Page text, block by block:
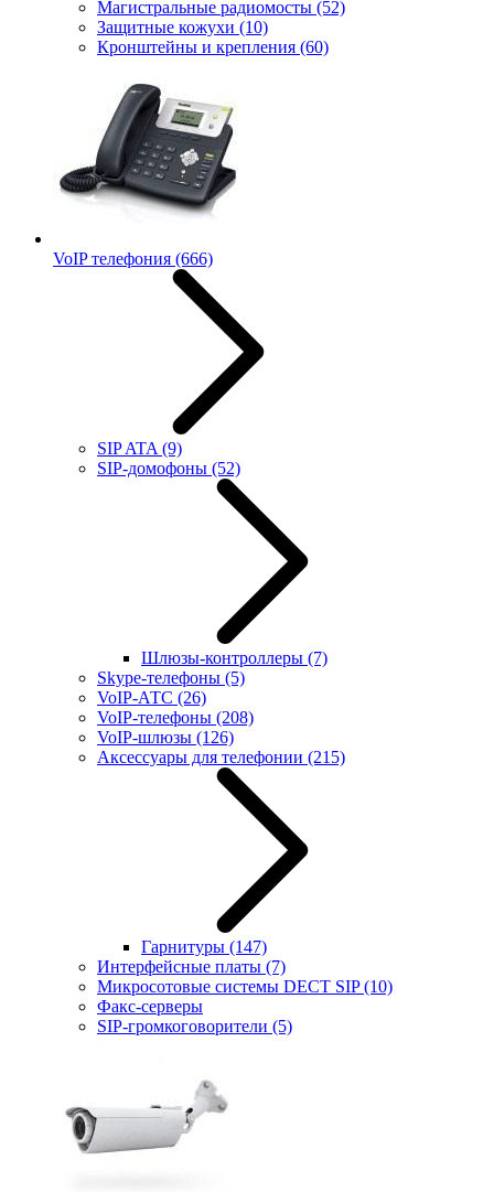
Магистральные радиомосты (52)
Защитные кожухи (10)
Кронштейны и крепления (60)
VoIP телефония (666)
SIP ATA (9)
SIP-домофоны (52)
Шлюзы-контроллеры (7)
Skype-телефоны (5)
VoIP-АТС (26)
VoIP-телефоны (208)
VoIP-шлюзы (126)
Аксессуары для телефонии (215)
Гарнитуры (147)
Интерфейсные платы (7)
Микросотовые системы DECT SIP(10)
Факс-серверы
SIP-громкоговорители (5)